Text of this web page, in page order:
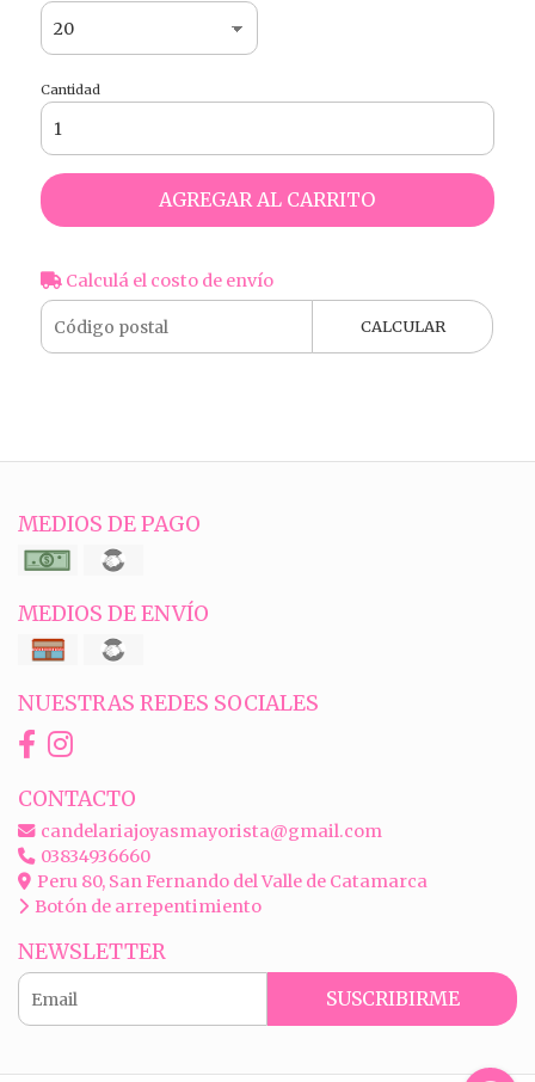
Cantidad
AGREGAR AL CARRITO
Calculá el costo de envío
CALCULAR
MEDIOS DE PAGO
MEDIOS DE ENVÍO
NUESTRAS REDES SOCIALES
CONTACTO
candelariajoyasmayorista@gmail.com
03834936660
Peru 80, San Fernando del Valle de Catamarca
Botón de arrepentimiento
NEWSLETTER
SUSCRIBIRME